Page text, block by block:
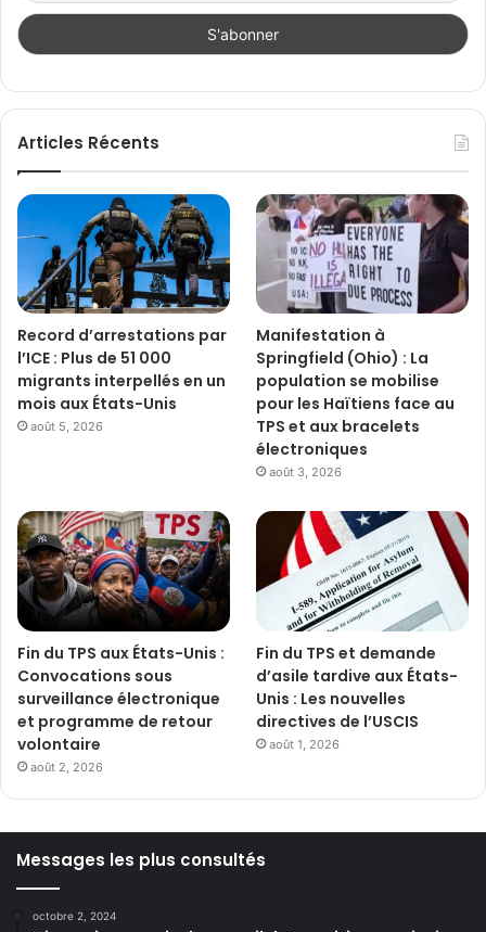
Articles Récents
Record d’arrestations par
l’ICE : Plus de 51 000
migrants interpellés en un
mois aux États-Unis
août 5, 2026
Manifestation à
Springfield (Ohio) : La
population se mobilise
pour les Haïtiens face au
TPS et aux bracelets
électroniques
août 3, 2026
Fin du TPS aux États-Unis :
Convocations sous
surveillance électronique
et programme de retour
volontaire
août 2, 2026
Fin du TPS et demande
d’asile tardive aux États-
Unis : Les nouvelles
directives de l’USCIS
août 1, 2026
Messages les plus consultés
octobre 2, 2024